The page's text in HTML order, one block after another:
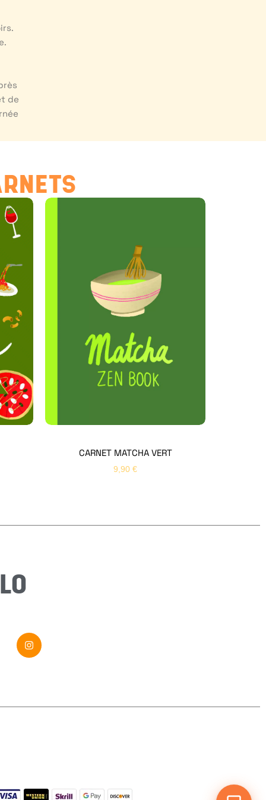
de
CARNET MATCHA VERT
9,90 €
Hello Editions
Nous revenons vers vous rapidement
Bonjour 👋
Nom* Prénom*